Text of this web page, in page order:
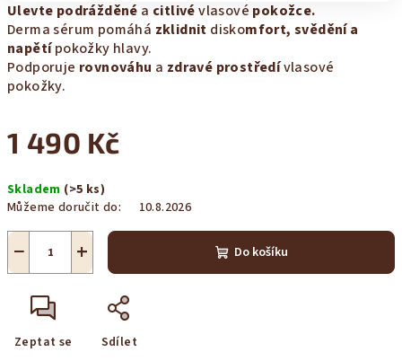
Ulevte podrážděné a citlivévlasové pokožce.
Derma sérum pomáhá zklidnit diskomfort, svědění a
napětípokožky hlavy.
Podporuje rovnováhu a zdravé prostředívlasové
pokožky.
1 490 Kč
cena:
Skladem (>5 ks)
Můžeme doručit do:
10.8.2026
+
− Do košíku
Zeptat se Sdílet